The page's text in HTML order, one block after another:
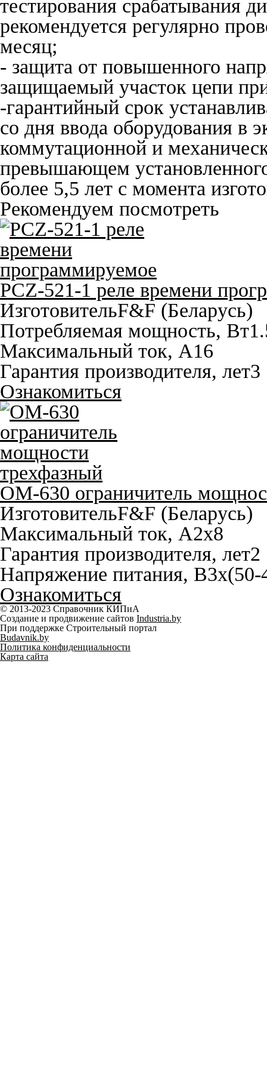
тестирования срабатывания
рекомендуется регулярно
месяц;
- защита от повышенного
защищаемый участок цепи
-гарантийный срок
со дня ввода оборудования в
коммутационной и
превышающем
более 5,5 лет с момента
Рекомендуем посмотреть
PCZ-521-1 реле времени
ИзготовительF&F (Беларусь)
Потребляемая мощность, Вт
Максимальный ток, A16
Гарантия производителя, лет3
Ознакомиться
OM-630 ограничитель
ИзготовительF&F (Беларусь)
Максимальный ток, A2х8
Гарантия производителя, лет2
Напряжение питания, В3х(50-
Ознакомиться
© 2013-2023 Справочник КИПиА
Создание и продвижение сайтов Industria.by
При поддержке Строительный портал
Budavnik.by
Политика конфиденциальности
Карта сайта